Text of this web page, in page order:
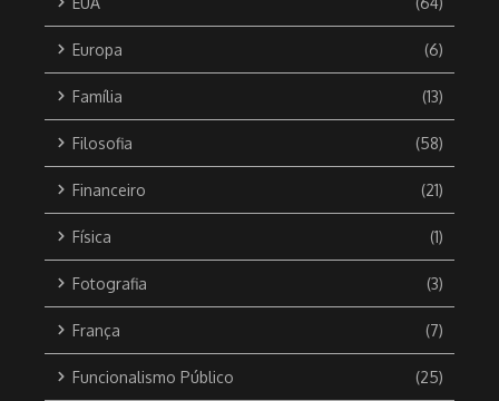
Europa (6)
Família (13)
Filosofia (58)
Financeiro (21)
Física (1)
Fotografia (3)
França (7)
Funcionalismo Público (25)